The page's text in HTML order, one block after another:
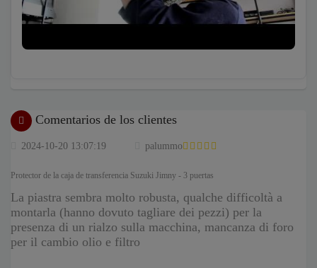
Comentarios de los clientes
2024-10-20 13:07:19 palummo
Protector de la caja de transferencia Suzuki Jimny - 3 puertas
La piastra sembra molto robusta, qualche difficoltà a
montarla (hanno dovuto tagliare dei pezzi) per la
presenza di un rialzo sulla macchina, mancanza di foro
per il cambio olio e filtro